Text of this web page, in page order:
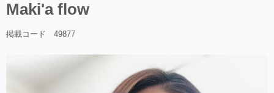
Maki'a flow
掲載コード 49877